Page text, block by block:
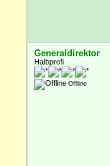
Generaldirektor
Halbprofi
Offline